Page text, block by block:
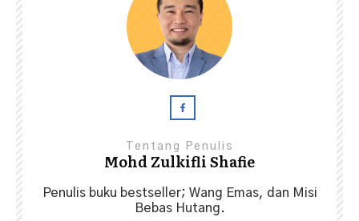
Tentang Penulis
Mohd Zulkifli Shafie
Penulis buku bestseller; Wang Emas, dan Misi
Bebas Hutang.